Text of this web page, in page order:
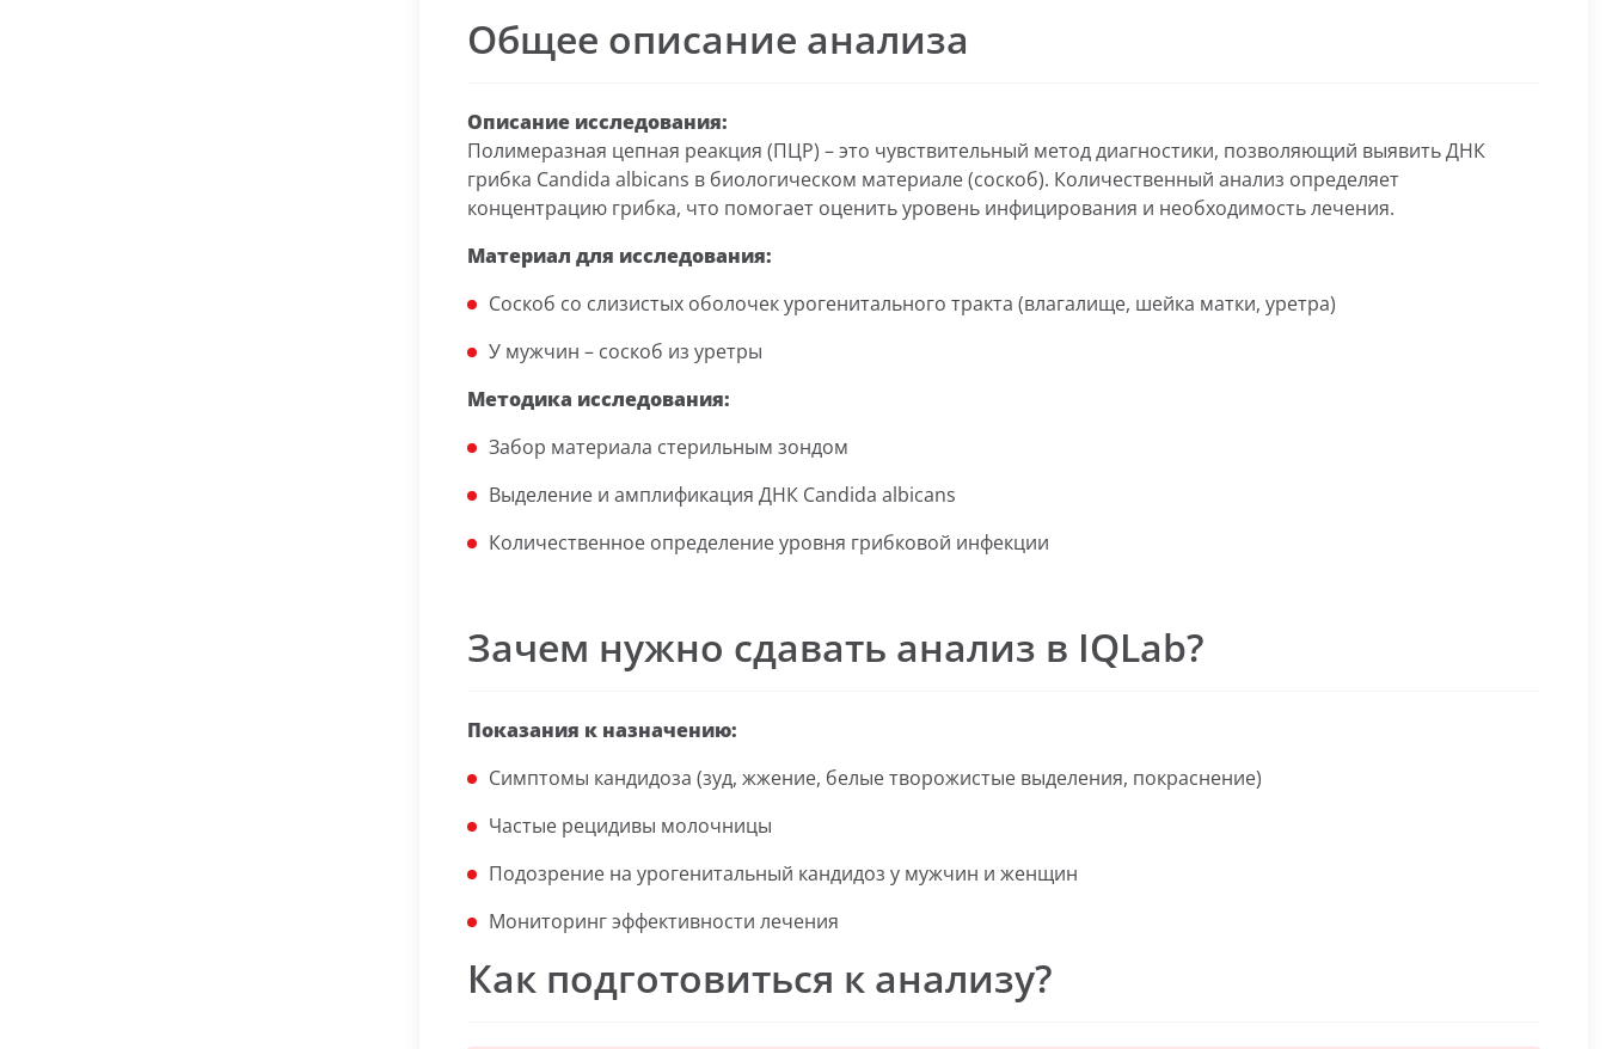
Общее описание анализа
Описание исследования:
Полимеразная цепная реакция (ПЦР) – это чувствительный метод диагностики, позволяющий выявить ДНК
грибка Candida albicans в биологическом материале (соскоб). Количественный анализ определяет
концентрацию грибка, что помогает оценить уровень инфицирования и необходимость лечения.
Материал для исследования:
Соскоб со слизистых оболочек урогенитального тракта (влагалище, шейка матки, уретра)
У мужчин – соскоб из уретры
Методика исследования:
Забор материала стерильным зондом
Выделение и амплификация ДНК Candida albicans
Количественное определение уровня грибковой инфекции
Зачем нужно сдавать анализ в IQLab?
Показания к назначению:
Симптомы кандидоза (зуд, жжение, белые творожистые выделения, покраснение)
Частые рецидивы молочницы
Подозрение на урогенитальный кандидоз у мужчин и женщин
Мониторинг эффективности лечения
Как подготовиться к анализу?